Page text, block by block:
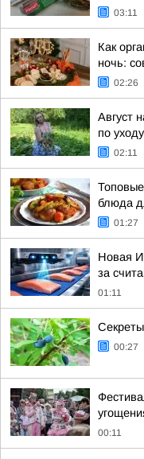
03:11
Как
ночь:
02:26
Август
по
02:11
блюда
01:27
Новая
за
01:11
00:27
00:11